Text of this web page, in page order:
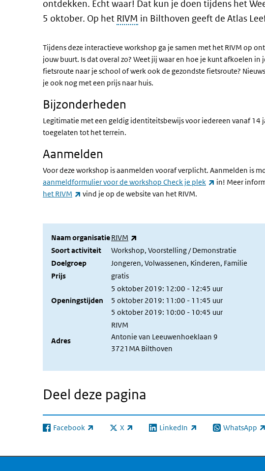
ontdekken. Echt waar! Dat kun je doen tijdens het
5 oktober. Op het RIVM in Bilthoven geeft de Atlas
Tijdens deze interactieve workshop ga je samen met het RIVM op
jouw buurt. Is dat overal zo? Weet jij waar en hoe je kunt afkoelen in
fietsroute naar je school of werk ook de gezondste fietsroute?
je ook nog met een prijs naar huis.
Bijzonderheden
Legitimatie met een geldig identiteitsbewijs voor iedereen vanaf
toegelaten tot het terrein.
Aanmelden
Voor deze workshop is aanmelden vooraf verplicht. Aanmelden is
aanmeldformulier voor de workshop Check je plek
(externe link)
in! Meer
het RIVM
(externe link)
vind je op de website van het RIVM.
Naam organisatieRIVM
Soort activiteit
Workshop, Voorstelling / Demonstratie
Doelgroep
Jongeren, Volwassenen, Kinderen, Familie
Prijs
gratis
Openingstijden
5 oktober 2019: 12:00 - 12:45 uur
5 oktober 2019: 11:00 - 11:45 uur
5 oktober 2019: 10:00 - 10:45 uur
Adres
RIVM
Antonie van Leeuwenhoeklaan 9
3721MA Bilthoven
Deel deze pagina
Facebook
(externe link) X
(externe link) LinkedIn
(externe link) WhatsApp
(externe link)